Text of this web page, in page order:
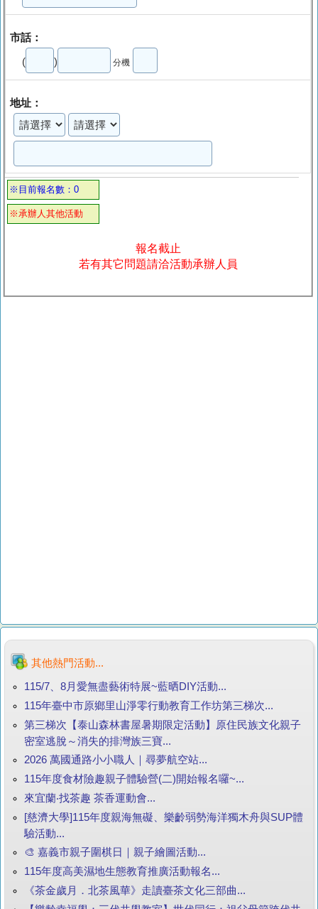
市話：
( ) 分機
地址：
※目前報名數：0
※承辦人其他活動
報名截止
若有其它問題請洽活動承辦人員
其他熱門活動...
115/7、8月愛無盡藝術特展~藍晒DIY活動...
115年臺中市原鄉里山淨零行動教育工作坊第三梯次...
第三梯次【泰山森林書屋暑期限定活動】原住民族文化親子
密室逃脫～消失的排灣族三寶...
2026 萬國通路小小職人｜尋夢航空站...
115年度食材險趣親子體驗營(二)開始報名囉~...
來宜蘭‧找茶趣 茶香運動會...
[慈濟大學]115年度親海無礙、樂齡弱勢海洋獨木舟與SUP體
驗活動...
🎨 嘉義市親子圍棋日｜親子繪圖活動...
115年度高美濕地生態教育推廣活動報名...
《茶金歲月．北茶風華》走讀臺茶文化三部曲...